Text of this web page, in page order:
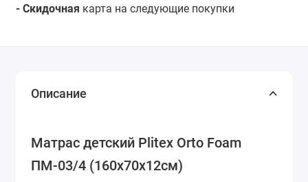
- Скидочная карта на следующие покупки
Описание
Матрас детский Plitex Orto Foam
ПМ-03/4 (160х70х12см)